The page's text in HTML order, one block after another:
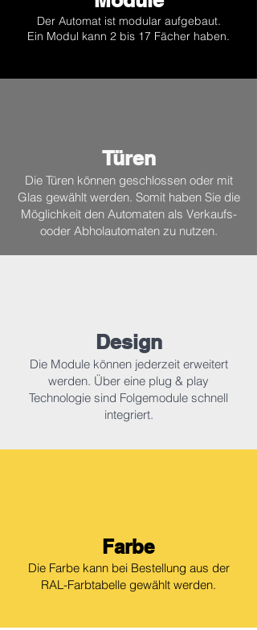
Der Automat ist modular aufgebaut.
Ein Modul kann 2 bis 17 Fächer haben.
Türen
Die Türen können geschlossen oder mit
Glas gewählt werden. Somit haben Sie die
Möglichkeit den Automaten als Verkaufs-
ooder Abholautomaten zu nutzen.
Design
Die Module können jederzeit erweitert
werden. Über eine plug & play
Technologie sind Folgemodule schnell
integriert.
Farbe
Die Farbe kann bei Bestellung aus der
RAL-Farbtabelle gewählt werden.